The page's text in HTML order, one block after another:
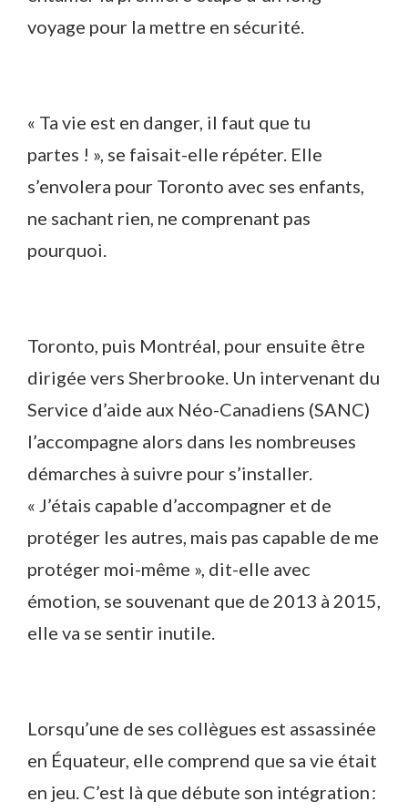
voyage pour la mettre en sécurité.
« Ta vie est en danger, il faut que tu
partes ! », se faisait-elle répéter. Elle
s’envolera pour Toronto avec ses enfants,
ne sachant rien, ne comprenant pas
pourquoi.
Toronto, puis Montréal, pour ensuite être
dirigée vers Sherbrooke. Un intervenant du
Service d’aide aux Néo-Canadiens (SANC)
l’accompagne alors dans les nombreuses
démarches à suivre pour s’installer.
« J’étais capable d’accompagner et de
protéger les autres, mais pas capable de me
protéger moi-même », dit-elle avec
émotion, se souvenant que de 2013 à 2015,
elle va se sentir inutile.
Lorsqu’une de ses collègues est assassinée
en Équateur, elle comprend que sa vie était
en jeu. C’est là que débute son intégration :